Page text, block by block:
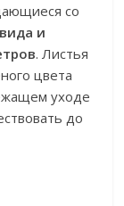
со
и
. Листья
цвета
уходе
до